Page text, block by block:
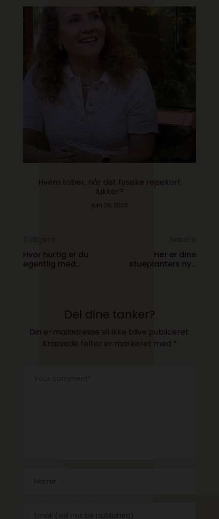
Hvem taber, når det fysiske rejsekort
lukker?
juni 28, 2026
Hvor hurtig er du
egentlig med
Her er dine
stueplanters nye
Del dine tanker?
Din e-mailadresse vil ikke blive publiceret.
Krævede felter er markeret med *